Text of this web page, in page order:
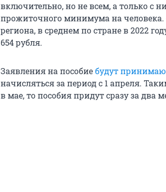
включительно, но не всем, а только с
прожиточного минимума на
региона, в среднем по стране в 2022
654 рубля.
Заявления на пособиебудут
начисляться за период с 1 апреля.
в мае, то пособия придут сразу за два